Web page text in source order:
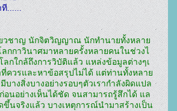
วชาญ นักจิตวิญญาณ นักทำนายทั้งหลาย
ลกกาวินาศมาหลายครั้งหลายคนในช่วงไ
กใกล้ถึงการวิบัติแล้ว แหล่งข้อมูลต่างๆเ
ควรและหาข้อสรุปไม่ได้ แต่ท่านทั้งหลาย
บางสิ่งบางอย่างรอบๆตัวเรากำลังผิดแปล
อนอย่างเห็นได้ชัด จนสามารถรู้สึกได้ แล
ขึ้นจริงแล้ว บางเหตุการณ์นำมาสร้างเป็น